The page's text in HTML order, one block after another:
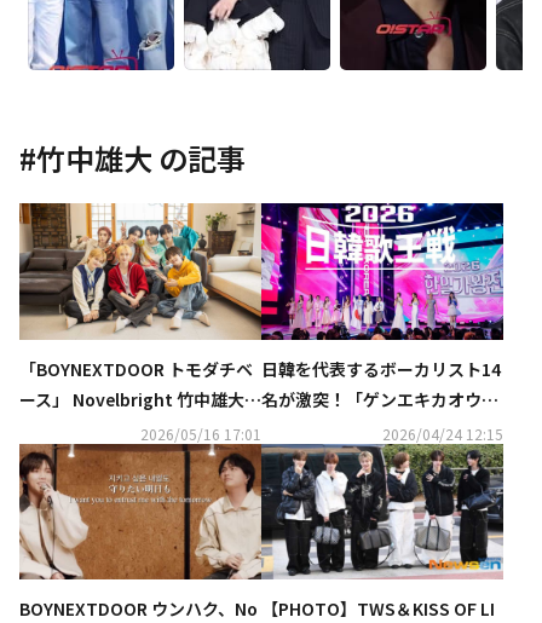
#竹中雄大 の記事
「BOYNEXTDOOR トモダチベ
ース」 Novelbright 竹中雄大
が第6話のゲストに！韓国で撮
影…5月30日放送
2026/05/16 17:01
日韓を代表するボーカリスト14
名が激突！「ゲンエキカオウ～
歌姫～2026 日韓歌王戦」4月26
日より放送
2026/04/24 12:15
BOYNEXTDOOR ウンハク、No
【PHOTO】TWS＆KISS OF LI